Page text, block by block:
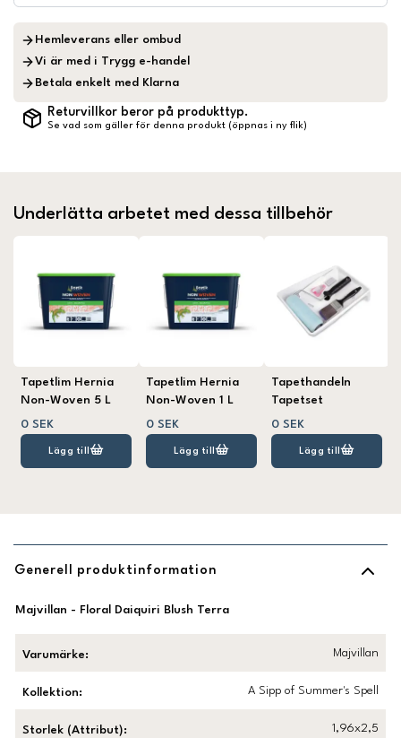
Hemleverans eller ombud
Vi är med i Trygg e-handel
Betala enkelt med Klarna
Returvillkor beror på produkttyp.
Se vad som gäller för denna produkt (öppnas i ny flik)
Underlätta arbetet med dessa tillbehör
Tapetlim Hernia
Non-Woven 5 L
0 SEK
Lägg till
Tapetlim Hernia
Non-Woven 1 L
0 SEK
Lägg till
Tapethandeln
Tapetset
0 SEK
Lägg till
Generell produktinformation
Majvillan - Floral Daiquiri Blush Terra
Varumärke: Majvillan
Kollektion: A Sipp of Summer's Spell
Storlek (Attribut): 1,96x2,5